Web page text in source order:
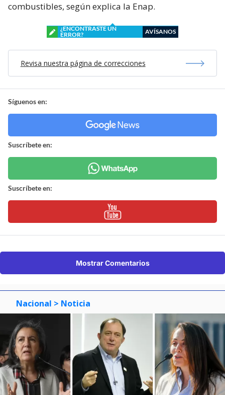
combustibles, según explica la Enap.
¿ENCONTRASTE UN
ERROR?
AVÍSANOS
Revisa nuestra página de correcciones
Síguenos en:
Suscríbete en:
Suscríbete en:
Mostrar Comentarios
Nacional > Noticia